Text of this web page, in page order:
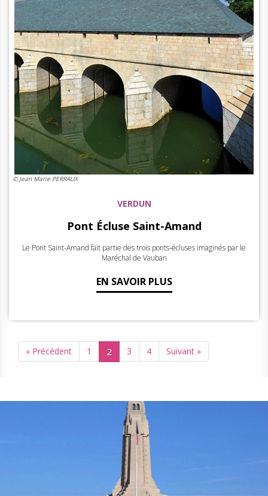
© Jean Marie PERRAUX
VERDUN
Pont Écluse Saint-Amand
Le Pont Saint-Amand fait partie des trois ponts-écluses imaginés par le
Maréchal de Vauban
EN SAVOIR PLUS
« Précédent 1 2 3 4 Suivant »